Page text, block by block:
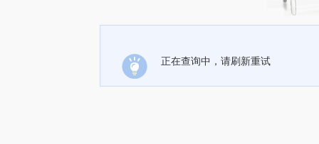
正在查询中，请刷新重试